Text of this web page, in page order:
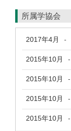
所属学協会
2017年4月 -
2015年10月 -
2015年10月 -
2015年10月 -
2015年10月 -